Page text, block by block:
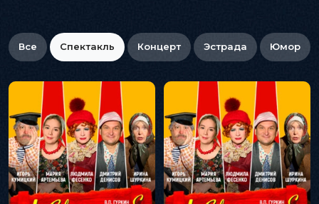
Все Спектакль Концерт Эстрада Юмор